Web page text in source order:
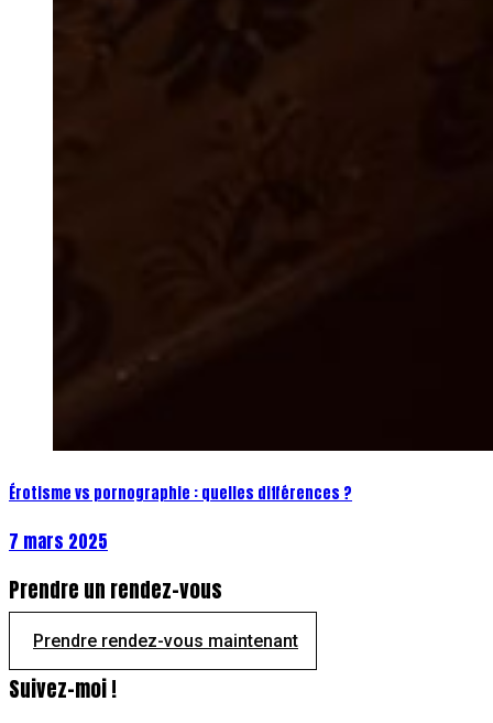
Érotisme vs pornographie : quelles différences ?
7 mars 2025
Prendre un rendez-vous
Prendre rendez-vous maintenant
Suivez-moi !